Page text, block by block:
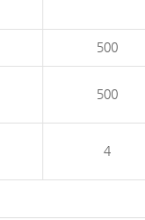
500
500
4